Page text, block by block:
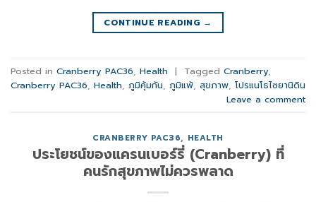
CONTINUE READING →
Posted in Cranberry PAC36 Health | Tagged Cranberry
Cranberry PAC36 Health ภูมิคุ้มกัน ภูมิแพ้ สุขภาพ โปรแนโธไซยานิดิน
Leave a comment
CRANBERRY PAC36, HEALTH
ประโยชน์ของแครนเบอร์รี่ (Cranberry) ที่
คนรักสุขภาพไม่ควรพลาด